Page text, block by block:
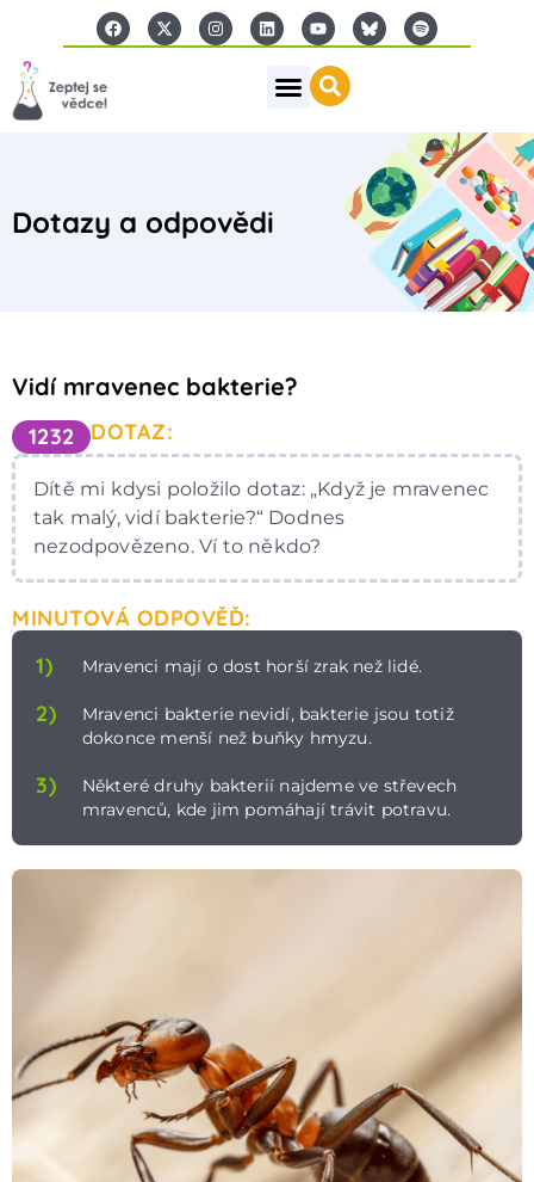
Dotazy a odpovědi
Vidí mravenec bakterie?
1232 DOTAZ:
Dítě mi kdysi položilo dotaz: „Když je mravenec
tak malý, vidí bakterie?“ Dodnes
nezodpovězeno. Ví to někdo?
MINUTOVÁ ODPOVĚĎ:
1)
Mravenci mají o dost horší zrak než lidé.
2)
Mravenci bakterie nevidí, bakterie jsou totiž
dokonce menší než buňky hmyzu.
3)
Některé druhy bakterií najdeme ve střevech
mravenců, kde jim pomáhají trávit potravu.